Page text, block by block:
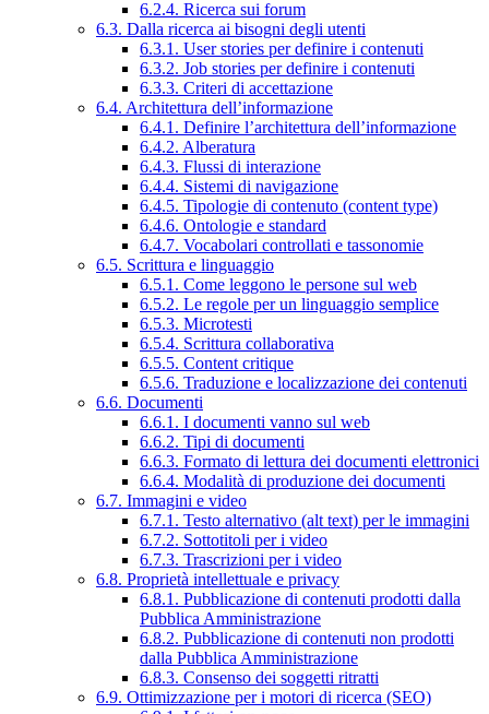
6.2.4. Ricerca sui forum
6.3. Dalla ricerca ai bisogni degli utenti
6.3.1. User stories per definire i contenuti
6.3.2. Job stories per definire i contenuti
6.3.3. Criteri di accettazione
6.4. Architettura dell’informazione
6.4.1. Definire l’architettura dell’informazione
6.4.2. Alberatura
6.4.3. Flussi di interazione
6.4.4. Sistemi di navigazione
6.4.5. Tipologie di contenuto (content type)
6.4.6. Ontologie e standard
6.4.7. Vocabolari controllati e tassonomie
6.5. Scrittura e linguaggio
6.5.1. Come leggono le persone sul web
6.5.2. Le regole per un linguaggio semplice
6.5.3. Microtesti
6.5.4. Scrittura collaborativa
6.5.5. Content critique
6.5.6. Traduzione e localizzazione dei contenuti
6.6. Documenti
6.6.1. I documenti vanno sul web
6.6.2. Tipi di documenti
6.6.3. Formato di lettura dei documenti elettronici
6.6.4. Modalità di produzione dei documenti
6.7. Immagini e video
6.7.1. Testo alternativo (alt text) per le immagini
6.7.2. Sottotitoli per i video
6.7.3. Trascrizioni per i video
6.8. Proprietà intellettuale e privacy
6.8.1. Pubblicazione di contenuti prodotti dalla
Pubblica Amministrazione
6.8.2. Pubblicazione di contenuti non prodotti
dalla Pubblica Amministrazione
6.8.3. Consenso dei soggetti ritratti
6.9. Ottimizzazione per i motori di ricerca (SEO)